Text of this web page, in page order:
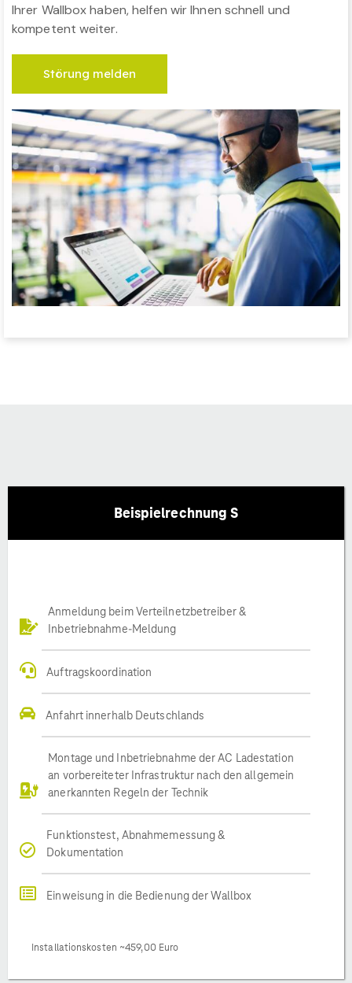
Ihrer Wallbox haben, helfen wir Ihnen schnell und
kompetent weiter.
Störung melden
Beispielrechnung S
Anmeldung beim Verteilnetzbetreiber &
Inbetriebnahme-Meldung
Auftragskoordination
Anfahrt innerhalb Deutschlands
Montage und Inbetriebnahme der AC Ladestation
an vorbereiteter Infrastruktur nach den allgemein
anerkannten Regeln der Technik
Funktionstest, Abnahmemessung &
Dokumentation
Einweisung in die Bedienung der Wallbox
Installationskosten ~459,00 Euro